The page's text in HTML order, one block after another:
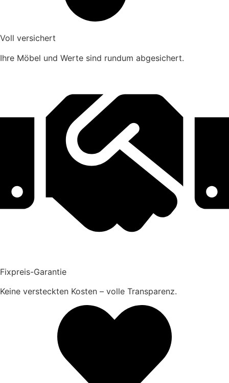
Voll versichert
Ihre Möbel und Werte sind rundum abgesichert.
Fixpreis-Garantie
Keine versteckten Kosten – volle Transparenz.